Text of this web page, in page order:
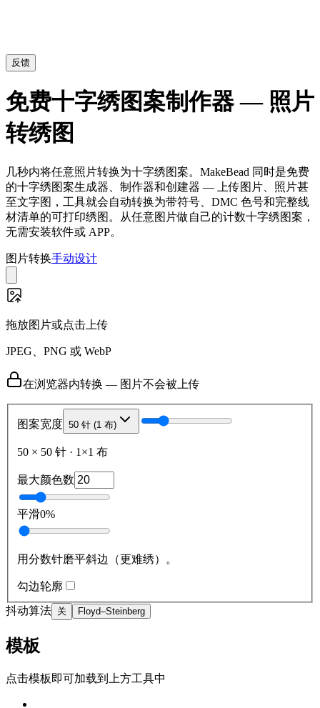
反馈
免费十字绣图案制作器 — 照片
转绣图
几秒内将任意照片转换为十字绣图案。MakeBead 同时是免费
的十字绣图案生成器、制作器和创建器 — 上传图片、照片甚
至文字图，工具就会自动转换为带符号、DMC 色号和完整线
材清单的可打印绣图。从任意图片做自己的计数十字绣图案，
无需安装软件或 APP。
图片转换手动设计
拖放图片或点击上传
JPEG、PNG 或 WebP
在浏览器内转换 — 图片不会被上传
图案宽度 50 针 (1 布)
50 × 50 针 · 1×1 布
最大颜色数
平滑0%
用分数针磨平斜边（更难绣）。
勾边轮廓
抖动算法 关 Floyd–Steinberg
模板
点击模板即可加载到上方工具中